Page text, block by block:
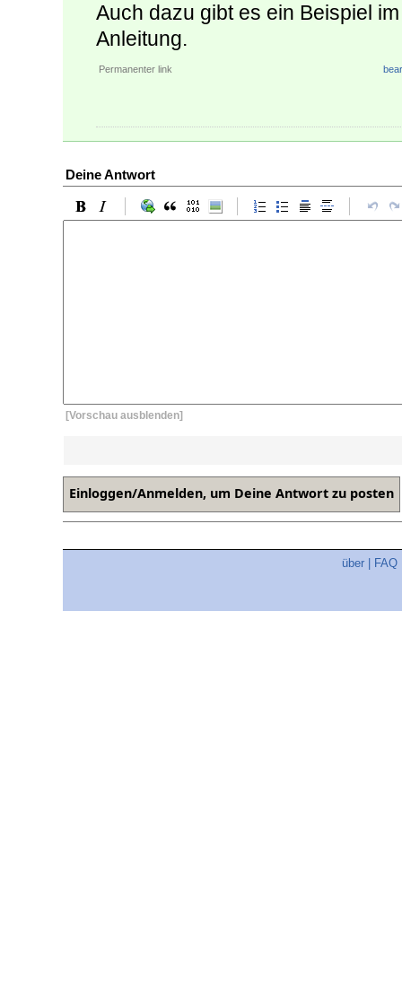
Auch dazu gibt es ein Beispiel
Anleitung.
Permanenter link
Deine Antwort
[Vorschau ausblenden]
über FAQ